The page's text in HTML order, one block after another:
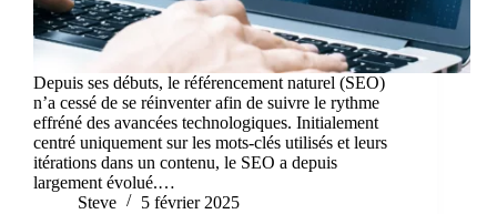
Depuis ses débuts, le référencement naturel (SEO)
n’a cessé de se réinventer afin de suivre le rythme
effréné des avancées technologiques. Initialement
centré uniquement sur les mots-clés utilisés et leurs
itérations dans un contenu, le SEO a depuis
largement évolué.…
Steve
5 février 2025